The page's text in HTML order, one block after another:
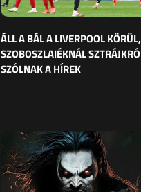
ÁLL A BÁL A LIVERPOOL KÖRÜL,
SZOBOSZLAIÉKNÁL
SZÓLNAK A HÍREK